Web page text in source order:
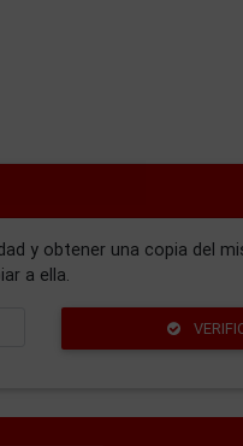
y obtener una copia del
a ella.